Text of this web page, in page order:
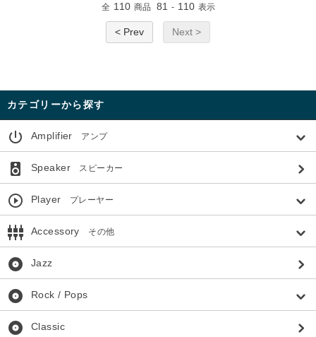
全 110 商品 81 - 110 表示
< Prev Next >
カテゴリーから探す
power_settings_new Amplifier アンプ
speaker Speakerスピーカー
play_circle_outline Player プレーヤー
settings_input_component Accessory その他
album Jazz
album Rock / Pops
album Classic